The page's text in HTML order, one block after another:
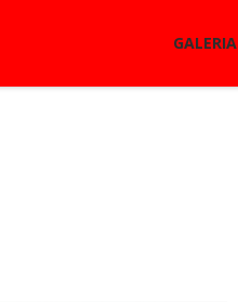
GALERIA